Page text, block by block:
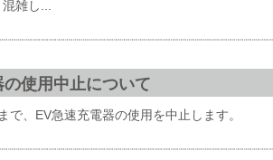
雑し...
の使用中止について
で、EV急速充電器の使用を中止します。